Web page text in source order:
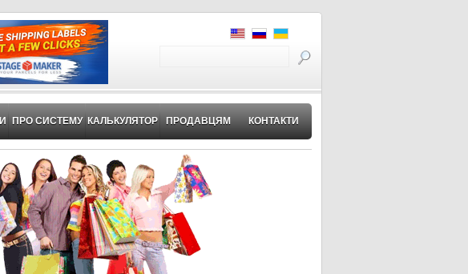
ПРО СИСТЕМУ КАЛЬКУЛЯТОР ПРОДАВЦЯМ КОНТАКТИ